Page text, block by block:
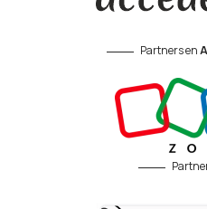
Partners en